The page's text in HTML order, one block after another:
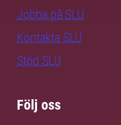
Jobba på SLU
Kontakta SLU
Stöd SLU
Följ oss